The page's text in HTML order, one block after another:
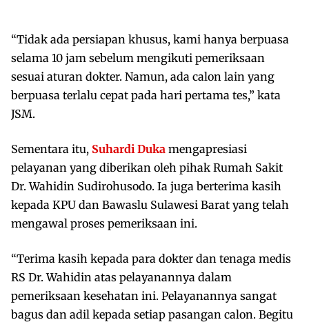
“Tidak ada persiapan khusus, kami hanya berpuasa
selama 10 jam sebelum mengikuti pemeriksaan
sesuai aturan dokter. Namun, ada calon lain yang
berpuasa terlalu cepat pada hari pertama tes,” kata
JSM.
Sementara itu, Suhardi Duka mengapresiasi
pelayanan yang diberikan oleh pihak Rumah Sakit
Dr. Wahidin Sudirohusodo. Ia juga berterima kasih
kepada KPU dan Bawaslu Sulawesi Barat yang telah
mengawal proses pemeriksaan ini.
“Terima kasih kepada para dokter dan tenaga medis
RS Dr. Wahidin atas pelayanannya dalam
pemeriksaan kesehatan ini. Pelayanannya sangat
bagus dan adil kepada setiap pasangan calon. Begitu